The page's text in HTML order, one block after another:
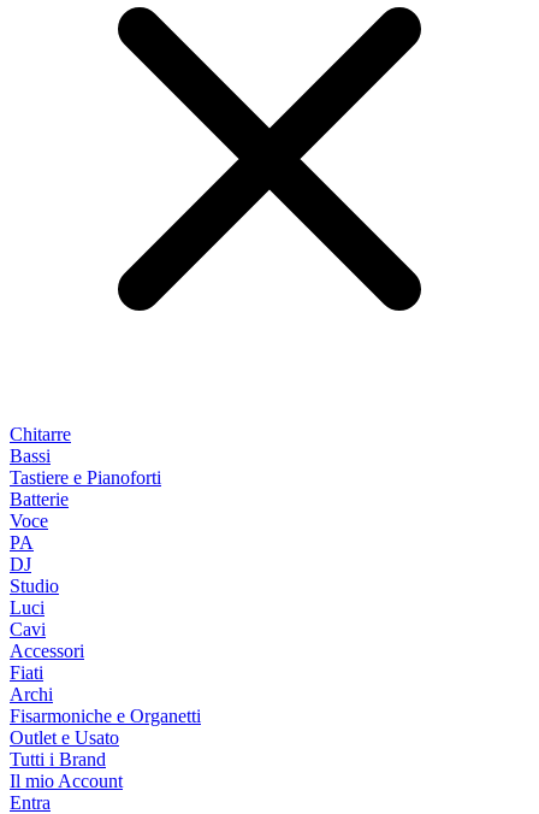
Chitarre
Bassi
Tastiere e Pianoforti
Batterie
Voce
PA
DJ
Studio
Luci
Cavi
Accessori
Fiati
Archi
Fisarmoniche e Organetti
Outlet e Usato
Tutti i Brand
Il mio Account
Entra